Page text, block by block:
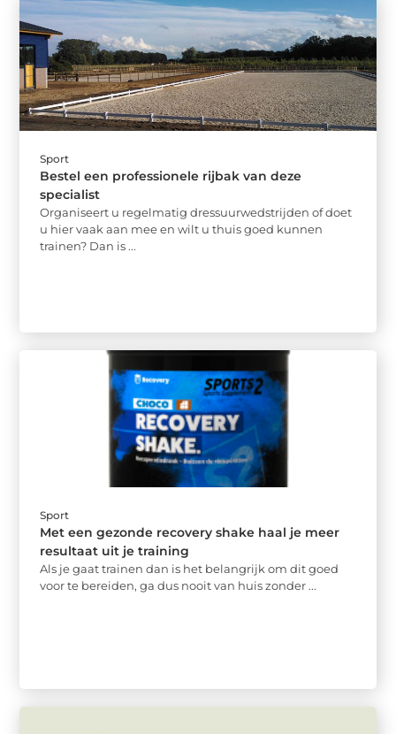
Sport
Bestel een professionele rijbak van deze
specialist
Organiseert u regelmatig dressuurwedstrijden of doet
u hier vaak aan mee en wilt u thuis goed kunnen
trainen? Dan is ...
Sport
Met een gezonde recovery shake haal je meer
resultaat uit je training
Als je gaat trainen dan is het belangrijk om dit goed
voor te bereiden, ga dus nooit van huis zonder ...